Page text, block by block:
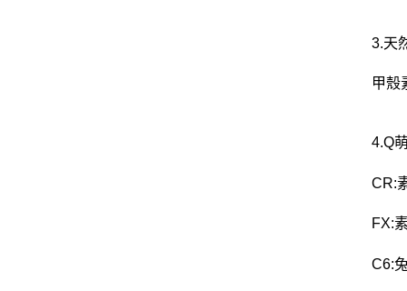
3.天
甲殼
4.Q
CR:
FX:
C6: